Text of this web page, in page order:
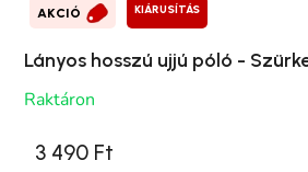
AKCIÓ KIÁRUSÍTÁS
Lányos hosszú ujjú póló -
Raktáron
3 490 Ft